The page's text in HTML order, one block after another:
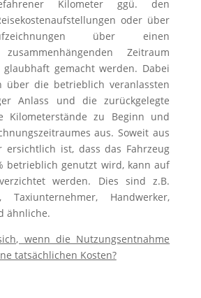
Kilometer ggü. den
oder über
über einen
zusammenhängenden Zeitraum
glaubhaft gemacht werden. Dabei
über die betrieblich veranlassten
Anlass und die zurückgelegte
Kilometerstände zu Beginn und
aus. Soweit aus
ersichtlich ist, dass das Fahrzeug
betrieblich genutzt wird, kann auf
werden. Dies sind z.B.
Taxiunternehmer, Handwerker,
ähnliche.
wenn die Nutzungsentnahme
tatsächlichen Kosten?